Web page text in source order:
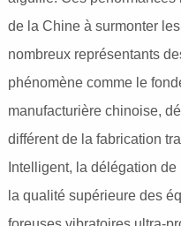
de la Chine à surmonter
nombreux représentants
phénomène comme le
manufacturière chinoise,
différent de la fabrication
Intelligent, la délégation
la qualité supérieure des